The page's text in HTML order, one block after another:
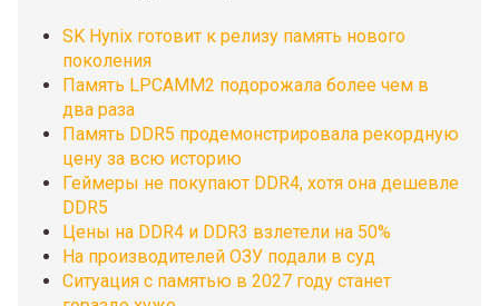
SK Hynix готовит к релизу память нового
поколения
Память LPCAMM2 подорожала более чем в
два раза
Память DDR5 продемонстрировала рекордную
цену за всю историю
Геймеры не покупают DDR4, хотя она дешевле
DDR5
Цены на DDR4 и DDR3 взлетели на 50%
На производителей ОЗУ подали в суд
Ситуация с памятью в 2027 году станет